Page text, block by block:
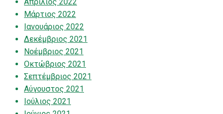
Μάρτιος 2022
Ιανουάριος 2022
Δεκέμβριος 2021
Νοέμβριος 2021
Οκτώβριος 2021
Σεπτέμβριος 2021
Αύγουστος 2021
Ιούλιος 2021